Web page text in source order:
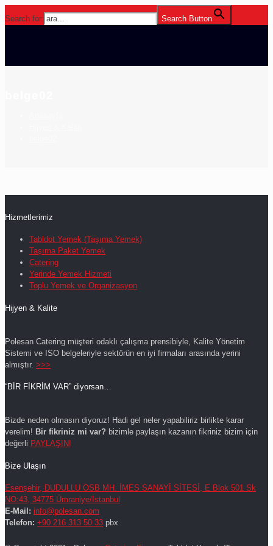
Search for: Search Button
Hizmetlerimiz
Tabldot Yemek (Taşıma Yemek)
Taşıma Paket Yemek
Catering
Yerinde Yemek Hizmeti
Toplu Yemek ve Organizasyon
Hijyen & Kalite
Polesan Catering müşteri odaklı çalışma prensibiyle, Kalite Yönetim
Sistemi ve ISO belgeleriyle sektörün en iyi firmaları arasında yerini
almıştır. >>>
“BİR FİKRİM VAR” diyorsan…
Bizde neden olmasın diyoruz! Hadi gel neler yapabiliriz birlikte karar
verelim! Bir fikriniz mi var? bizimle paylaşın kazanın fikriniz bizim için
değerli PAYLAŞIN!
Bize Ulaşın
Esenşehir, DUDULLU OSB MH. İMES SANAYİ SİTESİ, E Blok 501 Sk
NO:43, 34775 Ümraniye/İstanbul
E-Mail: info@polesan.com
Telefon: +90 216 313 50 33 pbx